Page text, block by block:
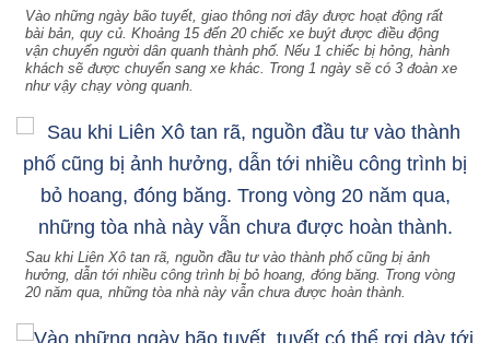
Vào những ngày bão tuyết, giao thông nơi đây được hoạt động rất
bài bản, quy củ. Khoảng 15 đến 20 chiếc xe buýt được điều động
vận chuyển người dân quanh thành phố. Nếu 1 chiếc bị hỏng, hành
khách sẽ được chuyển sang xe khác. Trong 1 ngày sẽ có 3 đoàn xe
như vậy chạy vòng quanh.
Sau khi Liên Xô tan rã, nguồn đầu tư vào thành phố cũng bị ảnh
hưởng, dẫn tới nhiều công trình bị bỏ hoang, đóng băng. Trong vòng
20 năm qua, những tòa nhà này vẫn chưa được hoàn thành.